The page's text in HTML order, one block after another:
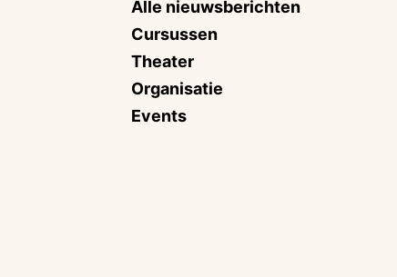
Alle nieuwsberichten
Cursussen
Theater
Organisatie
Events